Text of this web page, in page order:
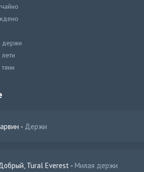
держи
- Держи
Tural Everest - Милая держи